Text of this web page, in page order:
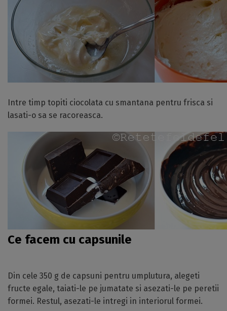
Intre timp topiti ciocolata cu smantana pentru frisca si
lasati-o sa se racoreasca.
Ce facem cu capsunile
Din cele 350 g de capsuni pentru umplutura, alegeti
fructe egale, taiati-le pe jumatate si asezati-le pe peretii
formei. Restul, asezati-le intregi in interiorul formei.